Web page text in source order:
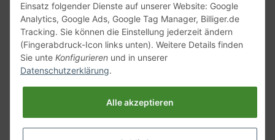
Versand mit
Einsatz folgender Dienste auf unserer Website: Google
Analytics, Google Ads, Google Tag Manager, Billiger.de
Tracking. Sie können die Einstellung jederzeit ändern
(Fingerabdruck-Icon links unten). Weitere Details finden
Sie unte Konfigurieren und in unserer
Datenschutzerklärung.
Alle akzeptieren